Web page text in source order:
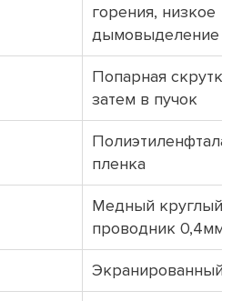
горения, низкое
дымовыделение
Попарная скрутка
затем в пучок
пленка
Медный круглый
проводник 0,4мм
Экранированный